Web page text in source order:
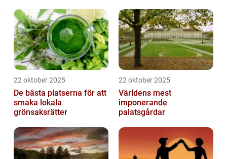
22 oktober 2025
De bästa platserna för att
smaka lokala
grönsaksrätter
22 oktober 2025
Världens mest
imponerande
palatsgårdar